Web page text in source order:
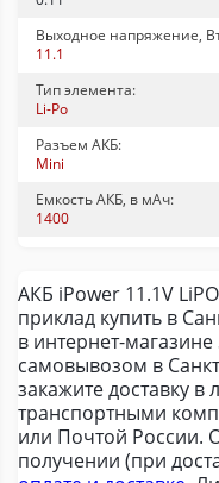
Выходное напряжение,
11.1
Тип элемента:
Li-Po
Разъем АКБ:
Mini
Емкость АКБ, в мАч:
1400
АКБ iPower 11.1V
приклад купить в
в интернет-
самовывозом в
закажите доставку
транспортными
или Почтой России.
получении (при